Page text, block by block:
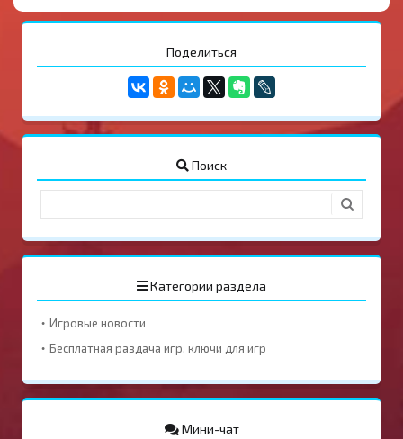
Поделиться
Поиск
Категории раздела
Игровые новости
Бесплатная раздача игр, ключи для игр
Мини-чат